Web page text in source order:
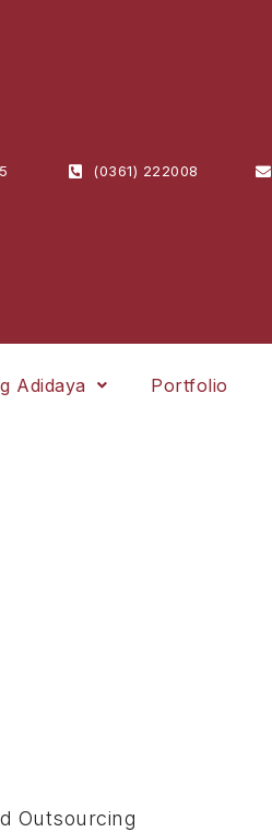
(0361) 222008
Adidaya Portfolio
Outsourcing